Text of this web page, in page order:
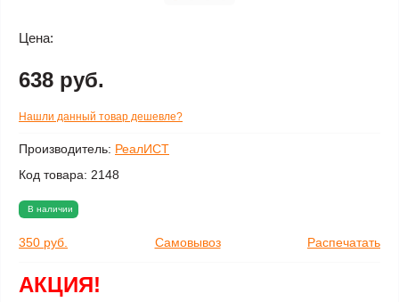
Производитель: РеалИСТ
Код товара: 2148
В наличии
350 руб. Самовывоз Распечатать
Цена:
638 руб.
Нашли данный товар дешевле?
АКЦИЯ!